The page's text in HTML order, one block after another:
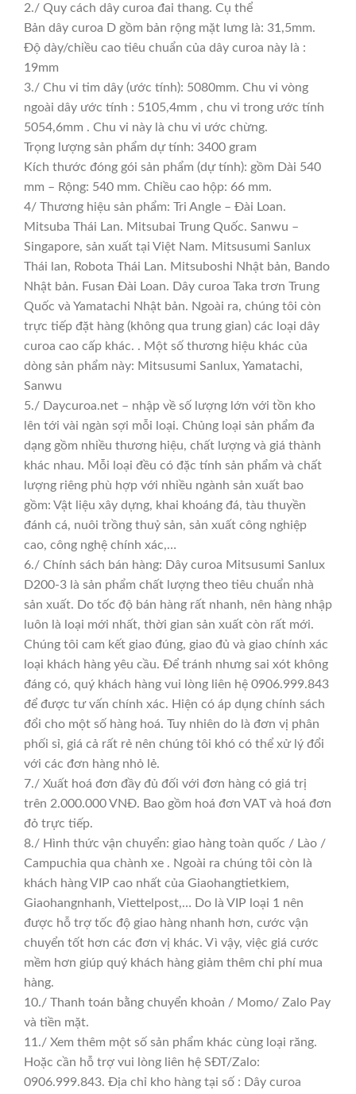
2./ Quy cách dây curoa đai thang. Cụ thể
Bản dây curoa D gồm bản rộng mặt lưng là: 31,5mm.
Độ dày/chiều cao tiêu chuẩn của dây curoa này là :
19mm
3./ Chu vi tim dây (ước tính): 5080mm. Chu vi vòng
ngoài dây ước tính : 5105,4mm , chu vi trong ước tính
5054,6mm . Chu vi này là chu vi ước chừng.
Trọng lượng sản phẩm dự tính: 3400 gram
Kích thước đóng gói sản phẩm (dự tính): gồm Dài 540
mm – Rộng: 540 mm. Chiều cao hộp: 66 mm.
4/ Thương hiệu sản phẩm: Tri Angle – Đài Loan.
Mitsuba Thái Lan. Mitsubai Trung Quốc. Sanwu –
Singapore, sản xuất tại Việt Nam. Mitsusumi Sanlux
Thái lan, Robota Thái Lan. Mitsuboshi Nhật bản, Bando
Nhật bản. Fusan Đài Loan. Dây curoa Taka trơn Trung
Quốc và Yamatachi Nhật bản. Ngoài ra, chúng tôi còn
trực tiếp đặt hàng (không qua trung gian) các loại dây
curoa cao cấp khác. . Một số thương hiệu khác của
dòng sản phẩm này: Mitsusumi Sanlux, Yamatachi,
Sanwu
5./ Daycuroa.net – nhập về số lượng lớn với tồn kho
lên tới vài ngàn sợi mỗi loại. Chủng loại sản phẩm đa
dạng gồm nhiều thương hiệu, chất lượng và giá thành
khác nhau. Mỗi loại đều có đặc tính sản phẩm và chất
lượng riêng phù hợp với nhiều ngành sản xuất bao
gồm: Vật liệu xây dựng, khai khoáng đá, tàu thuyền
đánh cá, nuôi trồng thuỷ sản, sản xuất công nghiệp
cao, công nghệ chính xác,…
6./ Chính sách bán hàng: Dây curoa Mitsusumi Sanlux
D200-3 là sản phẩm chất lượng theo tiêu chuẩn nhà
sản xuất. Do tốc độ bán hàng rất nhanh, nên hàng nhập
luôn là loại mới nhất, thời gian sản xuất còn rất mới.
Chúng tôi cam kết giao đúng, giao đủ và giao chính xác
loại khách hàng yêu cầu. Để tránh nhưng sai xót không
đáng có, quý khách hàng vui lòng liên hệ 0906.999.843
để được tư vấn chính xác. Hiện có áp dụng chính sách
đổi cho một số hàng hoá. Tuy nhiên do là đơn vị phân
phối sỉ, giá cả rất rẻ nên chúng tôi khó có thể xử lý đổi
với các đơn hàng nhỏ lẻ.
7./ Xuất hoá đơn đầy đủ đối với đơn hàng có giá trị
trên 2.000.000 VNĐ. Bao gồm hoá đơn VAT và hoá đơn
đỏ trực tiếp.
8./ Hình thức vận chuyển: giao hàng toàn quốc / Lào /
Campuchia qua chành xe . Ngoài ra chúng tôi còn là
khách hàng VIP cao nhất của Giaohangtietkiem,
Giaohangnhanh, Viettelpost,… Do là VIP loại 1 nên
được hỗ trợ tốc độ giao hàng nhanh hơn, cước vận
chuyển tốt hơn các đơn vị khác. Vì vậy, việc giá cước
mềm hơn giúp quý khách hàng giảm thêm chi phí mua
hàng.
10./ Thanh toán bằng chuyển khoản / Momo/ Zalo Pay
và tiền mặt.
11./ Xem thêm một số sản phẩm khác cùng loại răng.
Hoặc cần hỗ trợ vui lòng liên hệ SĐT/Zalo:
0906.999.843. Địa chỉ kho hàng tại số : Dây curoa